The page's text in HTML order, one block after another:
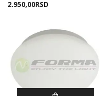
2.950,00RSD